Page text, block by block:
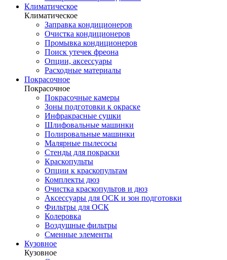
Климатическое
Климатическое
Заправка кондиционеров
Очистка кондиционеров
Промывка кондиционеров
Поиск утечек фреона
Опции, аксессуары
Расходные материалы
Покрасочное
Покрасочное
Покрасочные камеры
Зоны подготовки к окраске
Инфракрасные сушки
Шлифовальные машинки
Полировальные машинки
Малярные пылесосы
Стенды для покраски
Краскопульты
Опции к краскопультам
Комплекты дюз
Очистка краскопультов и дюз
Аксессуары для ОСК и зон подготовки
Фильтры для ОСК
Колеровка
Воздушные фильтры
Сменные элементы
Кузовное
Кузовное